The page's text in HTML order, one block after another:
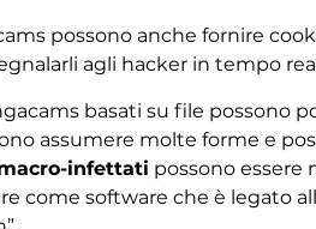
possono anche fornire
agli hacker in tempo
basati su file possono
assumere molte forme e
infettati possono essere
come software che è legato